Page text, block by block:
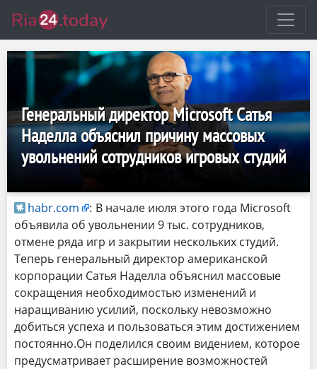
Генеральный директор Microsoft Сатья
Наделла объяснил причину массовых
увольнений сотрудников игровых студий
habr.com : В начале июля этого года Microsoft
объявила об увольнении 9 тыс. сотрудников,
отмене ряда игр и закрытии нескольких студий.
Теперь генеральный директор американской
корпорации Сатья Наделла объяснил массовые
сокращения необходимостью изменений и
наращиванию усилий, поскольку невозможно
добиться успеха и пользоваться этим достижением
постоянно.Он поделился своим видением, которое
предусматривает расширение возможностей